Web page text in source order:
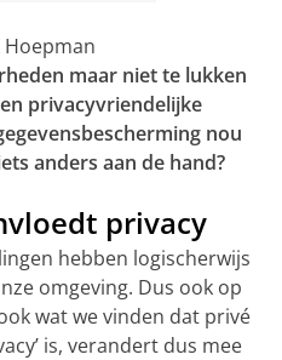
maar niet te lukken
privacyvriendelijke
nou
anders aan de hand?
privacy
hebben logischerwijs
omgeving. Dus ook op
wat we vinden dat privé
is, verandert dus mee